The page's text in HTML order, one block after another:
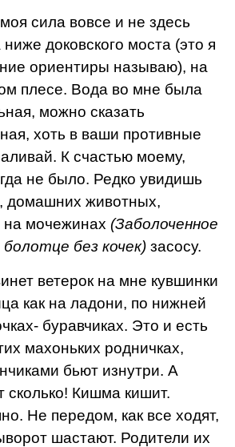
сила вовсе и не здесь
доковского моста (это я
ориентиры называю), на
плесе. Вода во мне была
можно сказать
хоть в ваши противные
К счастью моему,
не было. Редко увидишь
домашних животных,
мочежинах (Заболоченное
без кочек) засосу.
ветерок на мне кувшинки
как на ладони, по нижней
буравчиках. Это и есть
махоньких родничках,
бьют изнутри. А
сколько! Кишма кишит.
Не передом, как все хо­дят,
шастают. Родители их